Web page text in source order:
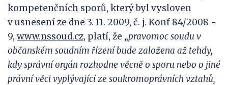
kompetenčních sporů, který byl vysloven
v usnesení ze dne 3. 11. 2009, č. j. Konf 84/2008 -
9, www.nssoud.cz, platí, že „pravomoc soudu v
občanském soudním řízení bude založena až tehdy,
kdy správní orgán rozhodne věcně o sporu nebo o jiné
právní věci vyplývající ze soukromoprávních vztahů,